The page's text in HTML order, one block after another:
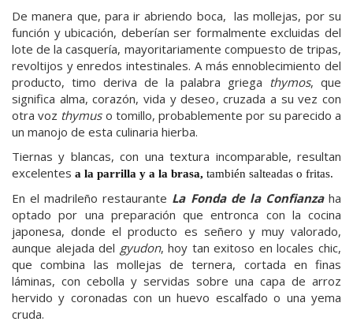
De manera que, para ir abriendo boca, las mollejas, por su
función y ubicación, deberían ser formalmente excluidas del
lote de la casquería, mayoritariamente compuesto de tripas,
revoltijos y enredos intestinales. A más ennoblecimiento del
producto, timo deriva de la palabra griega thymos, que
significa alma, corazón, vida y deseo, cruzada a su vez con
otra voz thymuso tomillo, probablemente por su parecido a
un manojo de esta culinaria hierba.
Tiernas y blancas, con una textura incomparable, resultan
excelentes a la parrilla y a la brasa, también salteadas o fritas.
En el madrileño restaurante La Fonda de la Confianzaha
optado por una preparación que entronca con la cocina
japonesa, donde el producto es señero y muy valorado,
aunque alejada del gyudon, hoy tan exitoso en locales chic,
que combina las mollejas de ternera, cortada en finas
láminas, con cebolla y servidas sobre una capa de arroz
hervido y coronadas con un huevo escalfado o una yema
cruda.